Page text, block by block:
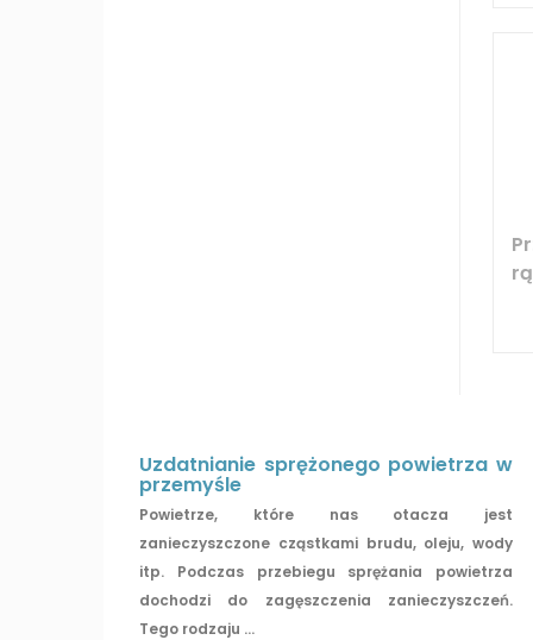
Uzdatnianie sprężonego powietrza w
przemyśle
Powietrze, które nas otacza jest
zanieczyszczone cząstkami brudu, oleju, wody
itp. Podczas przebiegu sprężania powietrza
dochodzi do zagęszczenia zanieczyszczeń.
Tego rodzaju ...